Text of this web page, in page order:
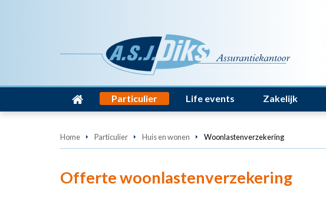
Particulier Life events Zakelijk
Home Particulier Huis en wonen Woonlastenverzekering
Offerte woonlastenverzekering